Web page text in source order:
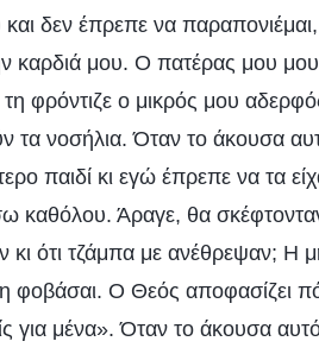
δεν έπρεπε να
καρδιά μου. Ο πατέρας μου
φρόντιζε ο μικρός μου
τα νοσήλια. Όταν το άκουσα
παιδί κι εγώ έπρεπε να τα
Άραγε, θα σκέφτονταν
κι ότι τζάμπα με ανέθρεψαν; Η
φοβάσαι. Ο Θεός αποφασίζει
για μένα». Όταν το άκουσα